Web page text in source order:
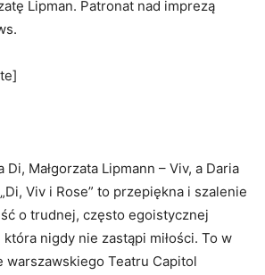
Lipman. Patronat nad imprezą
Małgorzata Lipmann – Viv, a Daria
Viv i Rose” to przepiękna i szalenie
o trudnej, często egoistycznej
nigdy nie zastąpi miłości. To w
warszawskiego Teatru Capitol